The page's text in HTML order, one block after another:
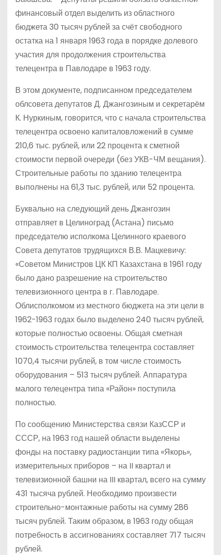
финансовый отдел выделить из областного
бюджета 30 тысяч рублей за счёт свободного
остатка на 1 января 1963 года в порядке долевого
участия для продолжения строительства
телецентра в Павлодаре в 1963 году.
В этом документе, подписанном председателем
облсовета депутатов Д. Джангозиным и секретарём
К. Нуркиным, говорится, что с начала строительства
телецентра освоено капиталовложений в сумме
210,6 тыс. рублей, или 22 процента к сметной
стоимости первой очереди (без УКВ-ЧМ вещания).
Строительные работы по зданию телецентра
выполнены на 61,3 тыс. рублей, или 52 процента.
Буквально на следующий день Джангозин
отправляет в Целиноград (Астана) письмо
председателю исполкома Целинного краевого
Совета депутатов трудящихся В.В. Мацкевичу:
«Советом Министров ЦК КП Казахстана в 1961 году
было дано разрешение на строительство
телевизионного центра в г. Павлодаре.
Облисполкомом из местного бюджета на эти цели в
1962-1963 годах было выделено 240 тысяч рублей,
которые полностью освоены. Общая сметная
стоимость строительства телецентра составляет
1070,4 тысячи рублей, в том числе стоимость
оборудования – 513 тысяч рублей. Аппаратура
малого телецентра типа «Район» поступила
полностью.
По сообщению Министерства связи КазССР и
СССР, на 1963 год нашей области выделены
фонды на поставку радиостанции типа «Якорь»,
измерительных приборов – на II квартал и
телевизионной башни на III квартал, всего на сумму
431 тысяча рублей. Необходимо произвести
строительно-монтажные работы на сумму 286
тысяч рублей. Таким образом, в 1963 году общая
потребность в ассигнованиях составляет 717 тысяч
рублей.